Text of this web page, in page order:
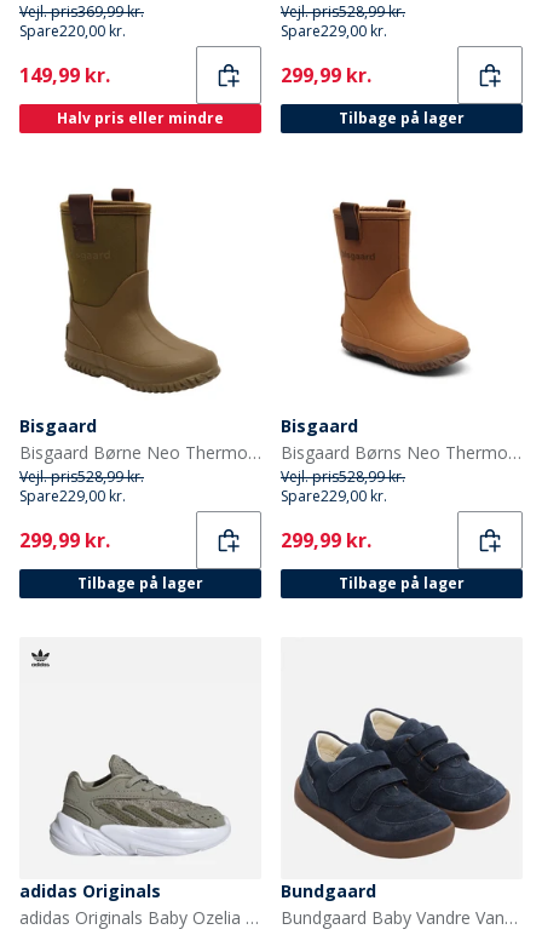
Vejl. pris369,99 kr.
Spare220,00 kr.
Current
149,99 kr.
Halv pris eller mindre
Vejl. pris528,99 kr.
Spare229,00 kr.
Current
299,99 kr.
Tilbage på lager
Bisgaard
Bisgaard Børne Neo Thermo Gummistøvler Grøn
Vejl. pris528,99 kr.
Spare229,00 kr.
Current
299,99 kr.
Tilbage på lager
Bisgaard
Bisgaard Børns Neo Thermo Gummistøvler Kamel
Vejl. pris528,99 kr.
Spare229,00 kr.
Current
299,99 kr.
Tilbage på lager
adidas Originals
adidas Originals Baby Ozelia Elastisk Snørebånd Træningssko Silver Pebble/Focus Olive/Cloud White
Bundgaard
Bundgaard Baby Vandre Vandtætte Sko Navy